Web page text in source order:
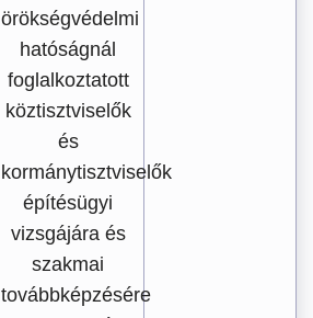
örökségvédelmi
hatóságnál
foglalkoztatott
köztisztviselők
és
kormánytisztviselők
építésügyi
vizsgájára és
szakmai
továbbképzésére